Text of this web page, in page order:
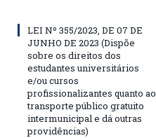
LEI Nº 355/2023, DE 07 DE
JUNHO DE 2023 (Dispõe
sobre os direitos dos
estudantes universitários
e/ou cursos
profissionalizantes quanto ao
transporte público gratuito
intermunicipal e dá outras
providências)